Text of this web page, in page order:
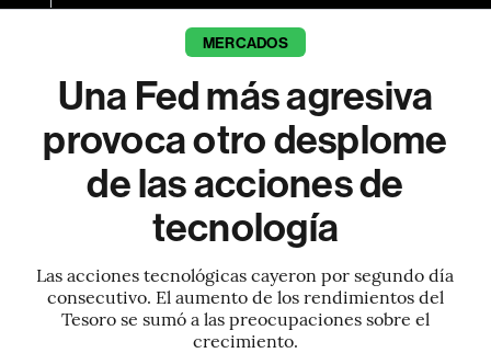
MERCADOS
Una Fed más agresiva
provoca otro desplome
de las acciones de
tecnología
Las acciones tecnológicas cayeron por segundo día
consecutivo. El aumento de los rendimientos del
Tesoro se sumó a las preocupaciones sobre el
crecimiento.